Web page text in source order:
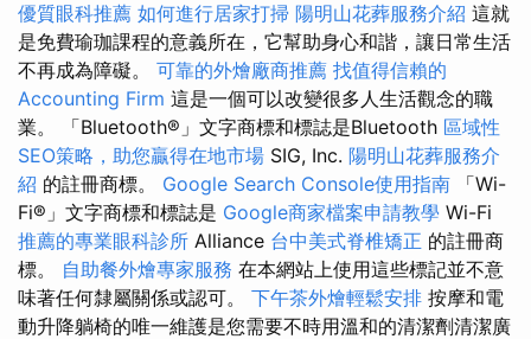
優質眼科推薦 如何進行居家打掃 陽明山花葬服務介紹 這就
是免費瑜珈課程的意義所在，它幫助身心和諧，讓日常生活
不再成為障礙。 可靠的外燴廠商推薦 找值得信賴的
Accounting Firm 這是一個可以改變很多人生活觀念的職
業。 「Bluetooth®」文字商標和標誌是Bluetooth 區域性
SEO策略，助您贏得在地市場 SIG, Inc. 陽明山花葬服務介
紹 的註冊商標。 Google Search Console使用指南 「Wi-
Fi®」文字商標和標誌是 Google商家檔案申請教學 Wi-Fi
推薦的專業眼科診所 Alliance 台中美式脊椎矯正 的註冊商
標。 自助餐外燴專家服務 在本網站上使用這些標記並不意
味著任何隸屬關係或認可。 下午茶外燴輕鬆安排 按摩和電
動升降躺椅的唯一維護是您需要不時用溫和的清潔劑清潔廣